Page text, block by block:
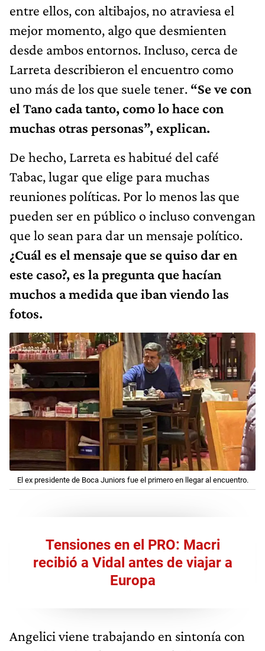
entre ellos, con altibajos, no atraviesa el
mejor momento, algo que desmienten
desde ambos entornos. Incluso, cerca de
Larreta describieron el encuentro como
uno más de los que suele tener. “Se ve con
el Tano cada tanto, como lo hace con
muchas otras personas”, explican.
De hecho, Larreta es habitué del café
Tabac, lugar que elige para muchas
reuniones políticas. Por lo menos las que
pueden ser en público o incluso convengan
que lo sean para dar un mensaje político.
¿Cuál es el mensaje que se quiso dar en
este caso?, es la pregunta que hacían
muchos a medida que iban viendo las
fotos.
El ex presidente de Boca Juniors fue el primero en llegar al encuentro.
Tensiones en el PRO: Macri
recibió a Vidal antes de viajar a
Europa
Angelici viene trabajando en sintonía con